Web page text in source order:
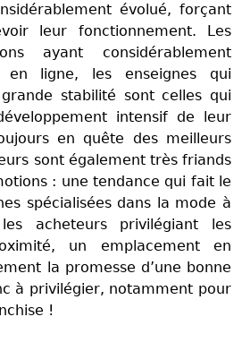
évolué, forçant
leur fonctionnement. Les
ayant considérablement
en ligne, les enseignes qui
stabilité sont celles qui
intensif de leur
en quête des meilleurs
sont également très friands
: une tendance qui fait le
spécialisées dans la mode à
acheteurs privilégiant les
un emplacement en
la promesse d’une bonne
à privilégier, notamment pour
!